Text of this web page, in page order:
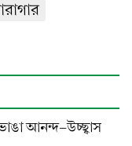
আনন্দ-উচ্ছ্বাস